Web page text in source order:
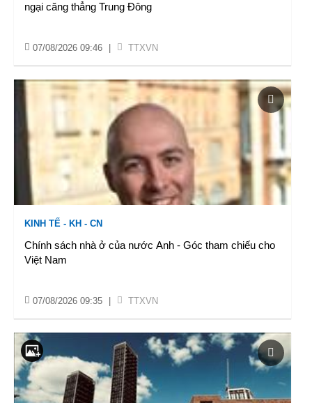
ngại căng thẳng Trung Đông
07/08/2026 09:46 TTXVN
KINH TẾ - KH - CN
Chính sách nhà ở của nước Anh - Góc tham chiếu cho
Việt Nam
07/08/2026 09:35 TTXVN